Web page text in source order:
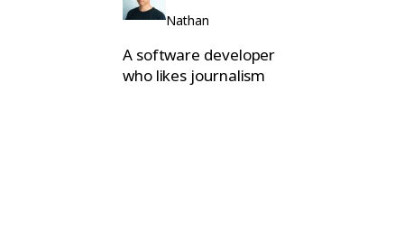
Nathan
A software developer
who likes journalism